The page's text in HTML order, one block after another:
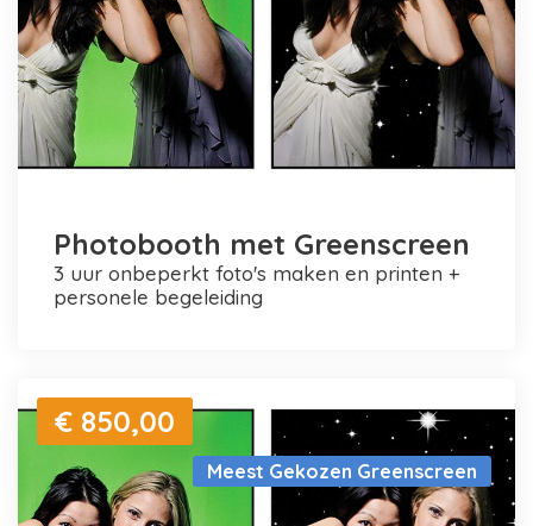
Photobooth met Greenscreen
3 uur onbeperkt foto's maken en printen +
personele begeleiding
Meest Gekozen Greenscreen
€ 850,00